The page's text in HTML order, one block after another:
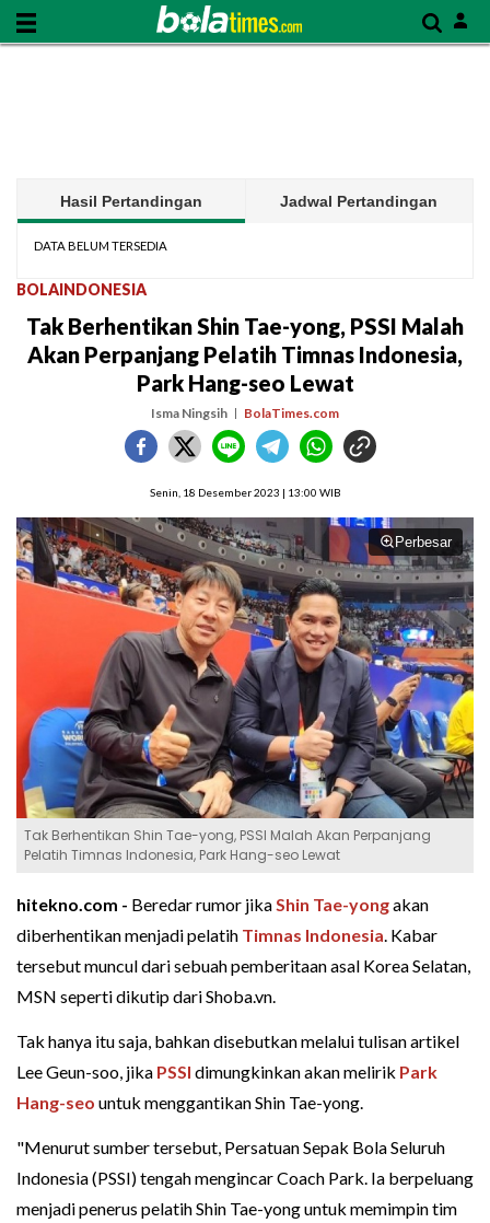
Hasil Pertandingan Jadwal Pertandingan
DATA BELUM TERSEDIA
BOLAINDONESIA
Tak Berhentikan Shin Tae-yong, PSSI Malah
Akan Perpanjang Pelatih Timnas Indonesia,
Park Hang-seo Lewat
Isma Ningsih BolaTimes.com
Senin, 18 Desember 2023 | 13:00 WIB
Perbesar
Tak Berhentikan Shin Tae-yong, PSSI Malah Akan Perpanjang
Pelatih Timnas Indonesia, Park Hang-seo Lewat
hitekno.com - Beredar rumor jikaShin Tae-yongakan
diberhentikan menjadi pelatih Timnas Indonesia. Kabar
tersebut muncul dari sebuah pemberitaan asal Korea Selatan,
MSN seperti dikutip dari Shoba.vn.
Tak hanya itu saja, bahkan disebutkan melalui tulisan artikel
Lee Geun-soo, jika PSSI dimungkinkan akan melirik Park
Hang-seo untuk menggantikan Shin Tae-yong.
"Menurut sumber tersebut, Persatuan Sepak Bola Seluruh
Indonesia (PSSI) tengah mengincar Coach Park. Ia berpeluang
menjadi penerus pelatih Shin Tae-yong untuk memimpin tim